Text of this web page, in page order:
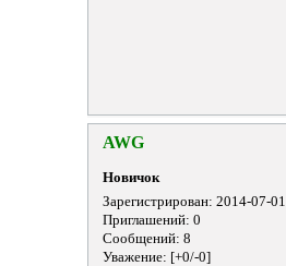
AWG
Новичок
Зарегистрирован: 2014-07-01
Приглашений: 0
Сообщений: 8
Уважение: [+0/-0]